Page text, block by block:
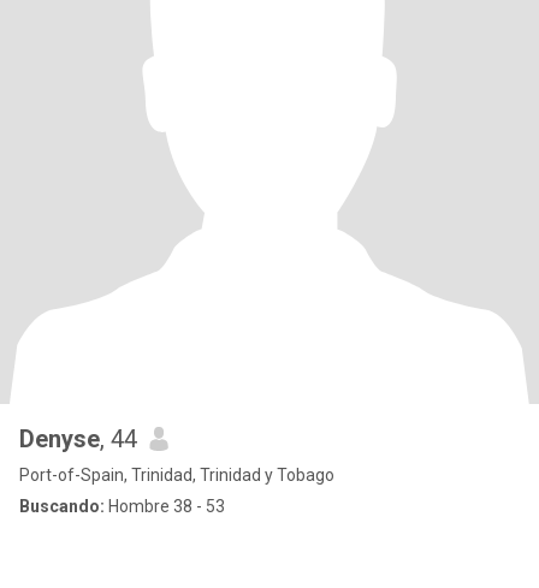
Denyse, 44
Port-of-Spain, Trinidad, Trinidad y Tobago
Buscando: Hombre 38 - 53